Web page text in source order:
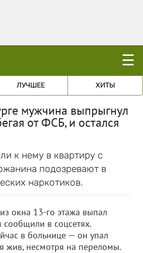
☰
ЛУЧШЕЕ ХИТЫ
мужчина выпрыгнул
от ФСБ, и остался
к нему в квартиру с
подозревают в
наркотиков.
окна 13-го этажа выпал
в соцсетях.
в больнице — он упал
жив, несмотря на переломы.